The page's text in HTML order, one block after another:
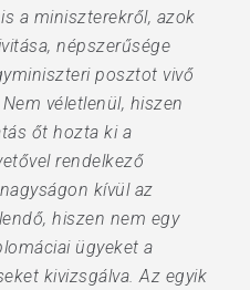
a miniszterekről, azok
népszerűsége
posztot vivő
véletlenül, hiszen
őt hozta ki a
rendelkező
kívül az
hiszen nem egy
ügyeket a
kivizsgálva. Az egyik